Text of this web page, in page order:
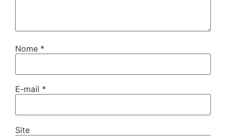
Nome *
E-mail *
Site